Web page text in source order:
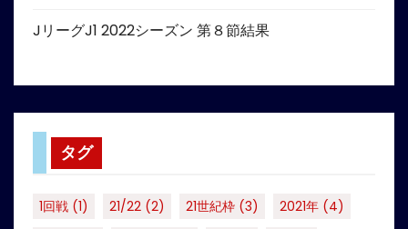
JリーグJ1 2022シーズン 第８節結果
タグ
1回戦 (1) 21/22 (2) 21世紀枠 (3) 2021年 (4)